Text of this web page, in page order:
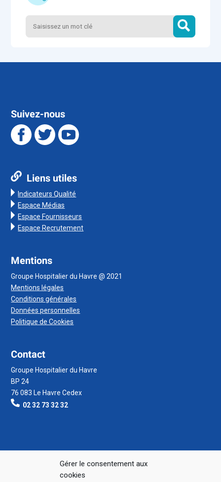
Gérer le consentement aux
cookies
Suivez-nous
Liens utiles
Indicateurs Qualité
Espace Médias
Espace Fournisseurs
Espace Recrutement
Mentions
Groupe Hospitalier du Havre @ 2021
Mentions légales
Conditions générales
Données personnelles
Politique de Cookies
Contact
Groupe Hospitalier du Havre
BP 24
76 083 Le Havre Cedex
02 32 73 32 32